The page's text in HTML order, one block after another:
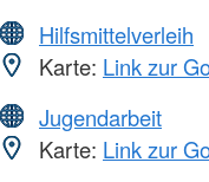
Hilfsmittelverleih
Karte: Link zur
Jugendarbeit
Karte: Link zur